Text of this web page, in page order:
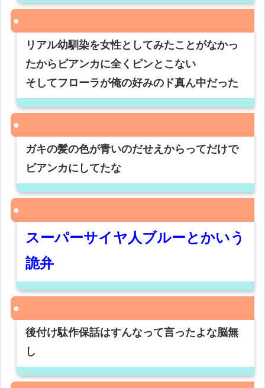
リアル幼馴染を女性としてみたことがなかっ
たからビアンカに全くピンとこない
そしてフローラが俺の好みのド真ん中だった
ガキの髪の色が青いのだせえからってだけで
ビアンカにしてたな
スーパーサイヤ人ブルーとかいう
詭弁
後付け駄作保話はすんなって言ったよな脳無
し